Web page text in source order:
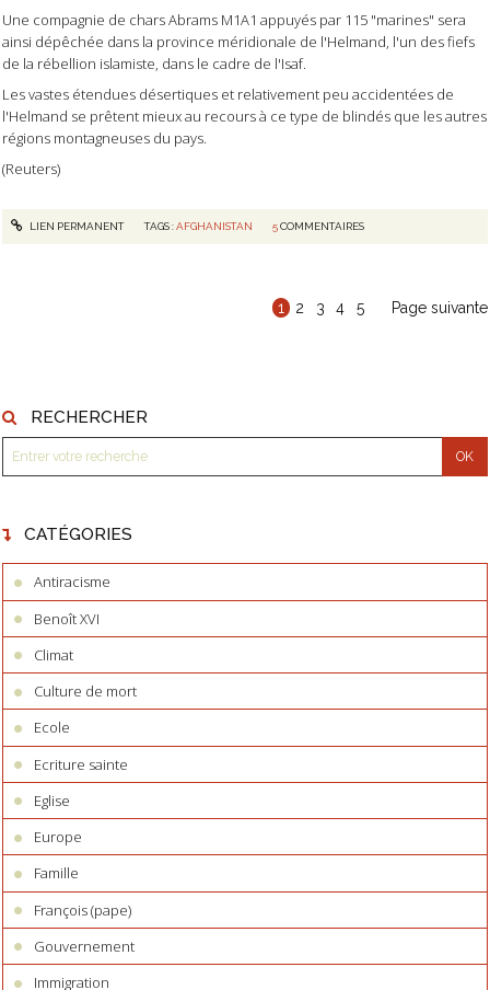
RECHERCHER
CATÉGORIES
Antiracisme
Benoît XVI
Climat
Culture de mort
Ecole
Ecriture sainte
Eglise
Europe
Famille
François (pape)
Gouvernement
Immigration
Une compagnie de chars Abrams M1A1 appuyés par 115 "marines" sera
ainsi dépêchée dans la province méridionale de l'Helmand, l'un des fiefs
de la rébellion islamiste, dans le cadre de l'Isaf.
Les vastes étendues désertiques et relativement peu accidentées de
l'Helmand se prêtent mieux au recours à ce type de blindés que les autres
régions montagneuses du pays.
(Reuters)
LIEN PERMANENT TAGS :AFGHANISTAN 5COMMENTAIRES
1 2 3 4 5 Page suivante